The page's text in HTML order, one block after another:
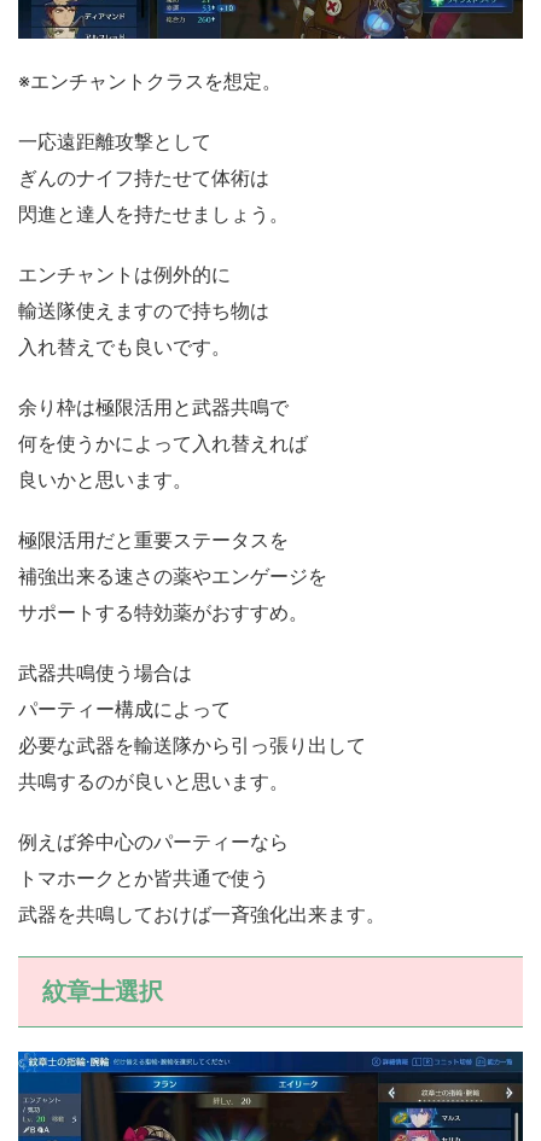
※エンチャントクラスを想定。
一応遠距離攻撃として
ぎんのナイフ持たせて体術は
閃進と達人を持たせましょう。
エンチャントは例外的に
輸送隊使えますので持ち物は
入れ替えでも良いです。
余り枠は極限活用と武器共鳴で
何を使うかによって入れ替えれば
良いかと思います。
極限活用だと重要ステータスを
補強出来る速さの薬やエンゲージを
サポートする特効薬がおすすめ。
武器共鳴使う場合は
パーティー構成によって
必要な武器を輸送隊から引っ張り出して
共鳴するのが良いと思います。
例えば斧中心のパーティーなら
トマホークとか皆共通で使う
武器を共鳴しておけば一斉強化出来ます。
紋章士選択